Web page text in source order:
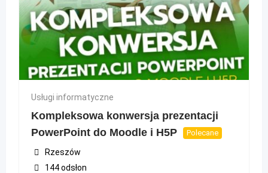
Usługi informatyczne
Kompleksowa konwersja prezentacji
PowerPoint do Moodle i H5P
Polecane
Rzeszów
144 odsłon